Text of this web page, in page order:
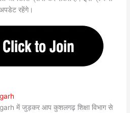
रहेंगे।
में जुड़कर आप कुशलगढ़ शिक्षा विभाग से